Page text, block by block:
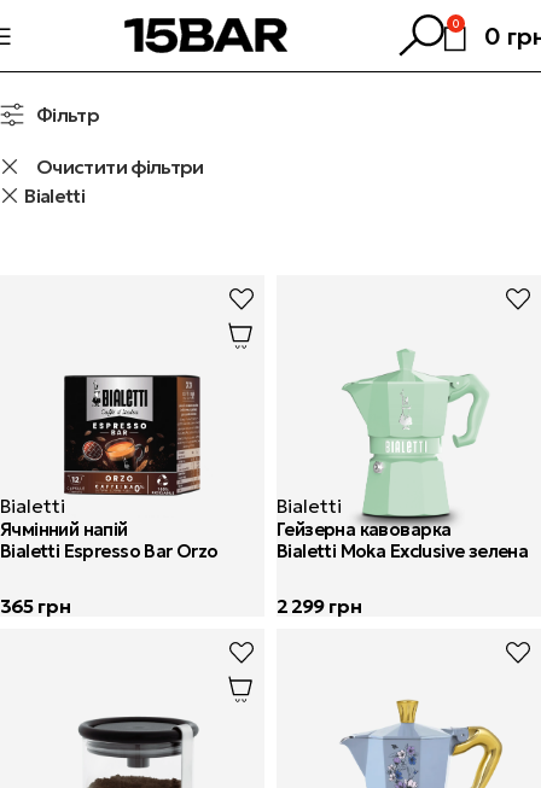
0 0
Фільтр
Очистити фільтри
Bialetti
Ячмінний напій
Bialetti Espresso Bar Orzo
Bialetti
365грн
Гейзерна кавоварка
Bialetti Moka Exclusive зелена
Bialetti
2 299грн